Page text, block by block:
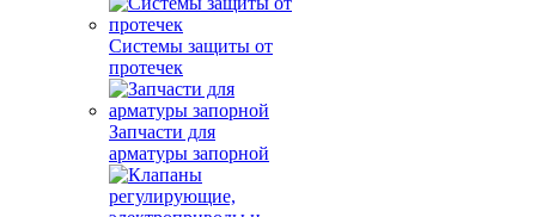
Системы защиты от
протечек
Запчасти для
арматуры запорной